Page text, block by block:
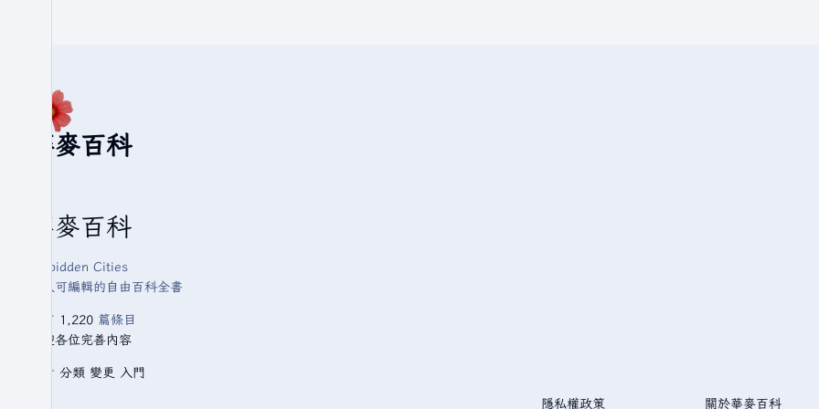
華麥百科
華麥百科
Forbidden Cities
人人可編輯的自由百科全書
已有 1,220 篇條目
歡迎各位完善內容
查看 分類 變更 入門
隱私權政策 關於華麥百科